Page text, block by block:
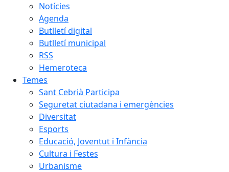
Notícies
Agenda
Butlletí digital
Butlletí municipal
RSS
Hemeroteca
Temes
Sant Cebrià Participa
Seguretat ciutadana i emergències
Diversitat
Esports
Educació, Joventut i Infància
Cultura i Festes
Urbanisme